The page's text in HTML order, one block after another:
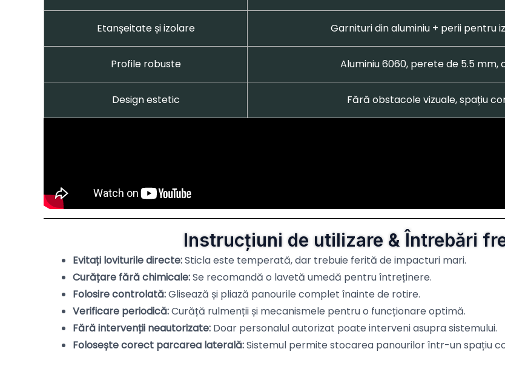
Etanșeitate și izolare Garnituri din aluminiu + perii pentru
Profile robuste Aluminiu 6060, perete de 5.5
Design estetic Fără obstacole vizuale, spațiu
Instrucțiuni de utilizare & Întrebări
Evitați loviturile directe:Sticla este temperată, dar trebuie ferită de impacturi mari.
Curățare fără chimicale:Se recomandă o lavetă umedă pentru întreținere.
Folosire controlată:Glisează și pliază panourile complet înainte de rotire.
Verificare periodică:Curăță rulmenții și mecanismele pentru o funcționare optimă.
Fără intervenții neautorizate: Doar personalul autorizat poate interveni asupra sistemului.
Folosește corect parcarea laterală:Sistemul permite stocarea panourilor într-un spațiu